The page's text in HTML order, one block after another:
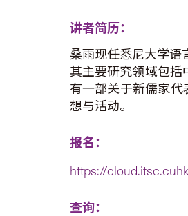
讲者简历：
桑雨现任悉尼大学语
其主要研究领域包
有一部关于新儒家代
想与活动。
报名：
https://
查询：